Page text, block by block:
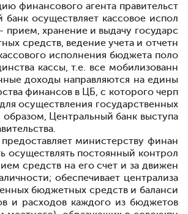
финансового агента правительст
банк осуществляет кассовое испол
прием, хранение и выдачу государс
средств, ведение учета и отчетн
исполнения бюджета поло
кассы, т.е. все мобилизованн
доходы направляются на едины
финансов в ЦБ, с которого черп
осуществления государственных
образом, Центральный банк выступа
министерству финан
осуществлять постоянный контрол
средств на его счет и за движен
обеспечивает централиза
бюджетных средств и баланси
и расходов каждого из бюджетов